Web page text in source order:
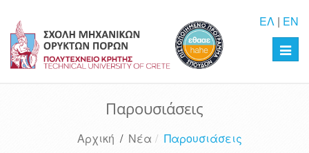
ΕΛ | EN
Παρουσιάσεις
Αρχική / Νέα Παρουσιάσεις